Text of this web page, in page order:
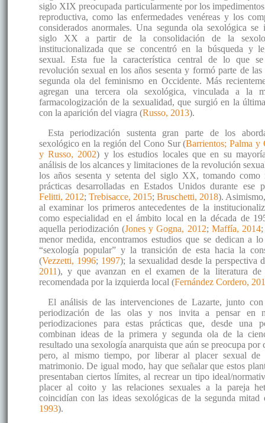
siglo XIX preocupada particularmente por los
reproductiva, como las enfermedades venéreas y los
considerados anormales. Una segunda ola sexológica
siglo XX a partir de la consolidación de la
institucionalizada que se concentró en la búsqueda y
sexual. Esta fue la característica central de lo que se
revolución sexual en los años sesenta y formó parte de
segunda ola del feminismo en Occidente. Más
agregan una tercera ola sexológica, vinculada a la
farmacologización de la sexualidad, que surgió en la
con la aparición del viagra (Russo, 2013).
Esta periodización sustenta gran parte de los
sexológico en la región del Cono Sur (Barrientos; Palma y
y Russo, 2002) y los estudios locales que en su
análisis de los alcances y limitaciones de la revolución
los años sesenta y setenta del siglo XX, tomando como
prácticas desarrolladas en Estados Unidos durante ese
Felitti, 2012; Trebisacce, 2015;Bruschetti, 2018).
al examinar los primeros antecedentes de la
como especialidad en el ámbito local en la década de
aquella periodización (Jones y Gogna, 2012; Maffía, 2014
menor medida, encontramos estudios que se dedican a
“sexología popular” y la transición de esta hacia la
(Vezzetti, 1996; 1997); la sexualidad desde la perspectiva
2011), y que avanzan en el examen de la literatura de
recomendada por la izquierda local (Fernández Cordero,
El análisis de las intervenciones de Lazarte, junto
periodización de las olas y nos invita a pensar en
periodizaciones para estas prácticas que, desde una
combinan ideas de la primera y segunda ola de la
resultado una sexología anarquista que aún se preocupa por
pero, al mismo tiempo, por liberar al placer sexual
matrimonio. De igual modo, hay que señalar que estos
presentaban ciertos límites, al recrear un tipo ideal/
placer al coito y las relaciones sexuales a la pareja
coincidían con las ideas sexológicas de la segunda
1993).